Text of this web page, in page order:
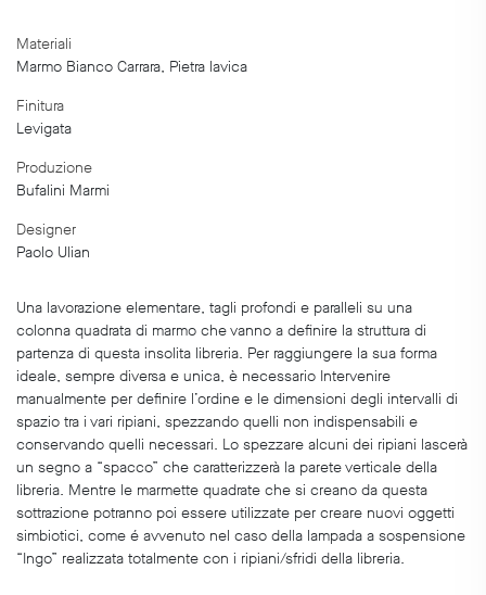
Materiali
Marmo Bianco Carrara, Pietra lavica
Finitura
Levigata
Produzione
Bufalini Marmi
Designer
Paolo Ulian
Una lavorazione elementare, tagli profondi e paralleli su una
colonna quadrata di marmo che vanno a definire la struttura di
partenza di questa insolita libreria. Per raggiungere la sua forma
ideale, sempre diversa e unica, è necessario Intervenire
manualmente per definire l’ordine e le dimensioni degli intervalli di
spazio tra i vari ripiani, spezzando quelli non indispensabili e
conservando quelli necessari. Lo spezzare alcuni dei ripiani lascerà
un segno a “spacco” che caratterizzerà la parete verticale della
libreria. Mentre le marmette quadrate che si creano da questa
sottrazione potranno poi essere utilizzate per creare nuovi oggetti
simbiotici, come é avvenuto nel caso della lampada a sospensione
“Ingo” realizzata totalmente con i ripiani/sfridi della libreria.